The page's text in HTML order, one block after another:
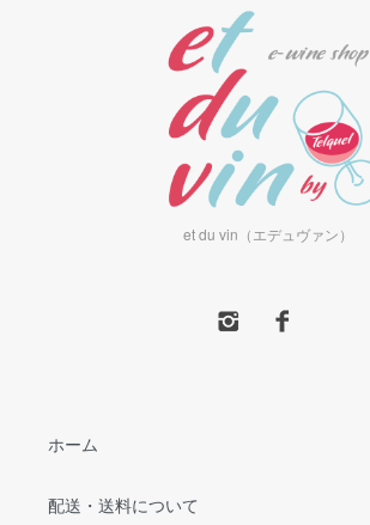
et du vin（エデュヴァン）
ホーム
配送・送料について